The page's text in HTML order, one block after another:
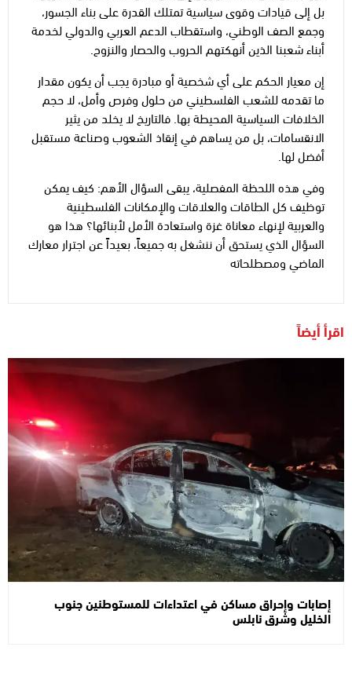
بل إلى قيادات وقوى سياسية تمتلك القدرة على بناء الجسور،
وجمع الصف الوطني، واستقطاب الدعم العربي والدولي لخدمة
أبناء شعبنا الذين أنهكتهم الحروب والحصار والنزوح.
إن معيار الحكم على أي شخصية أو مبادرة يجب أن يكون مقدار
ما تقدمه للشعب الفلسطيني من حلول وفرص وأمل، لا حجم
الخلافات السياسية المحيطة بها. فالتاريخ لا يخلد من يثير
الانقسامات، بل من يساهم في إنقاذ الشعوب وصناعة مستقبل
أفضل لها.
وفي هذه اللحظة المفصلية، يبقى السؤال الأهم: كيف يمكن
توظيف كل الطاقات والعلاقات والإمكانات الفلسطينية
والعربية لإنهاء معاناة غزة واستعادة الأمل لأبنائها؟ هذا هو
السؤال الذي يستحق أن ننشغل به جميعاً، بعيداً عن اجترار معارك
الماضي ومصطلحاته
اقرأ أيضاً
إصابات وإحراق مساكن في اعتداءات للمستوطنين جنوب
الخليل وشرق نابلس